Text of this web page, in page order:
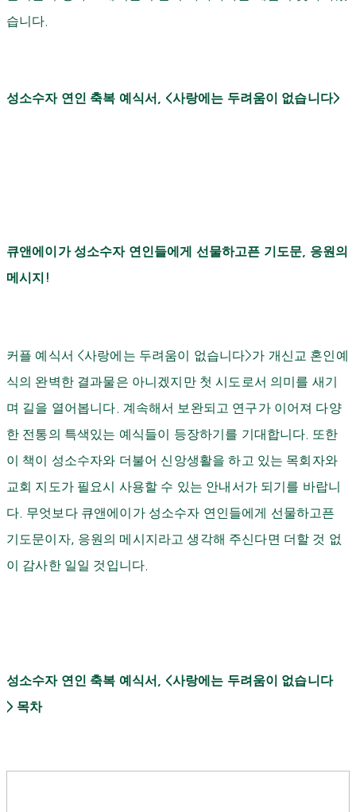
습니다
성소수자 연인 축복 예식서 , <사랑에는 두려움이 없습니다>
큐앤에이가 성소수자 연인들에게 선물하고픈 기도문
응원의
메시지 !
커플 예식서 <사랑에는 두려움이 없습니다>가 개신교 혼인예
식의 완벽한 결과물은 아니겠지만 첫 시도로서 의미를 새기
며 길을 열어봅니다 계속해서 보완되고 연구가 이어져 다양
한 전통의 특색있는 예식들이 등장하기를 기대합니다
또한
이 책이 성소수자와 더불어 신앙생활을 하고 있는 목회자와
교회 지도가 필요시 사용할 수 있는 안내서가 되기를 바랍니
다 무엇보다 큐앤에이가 성소수자 연인들에게 선물하고픈
기도문이자, 응원의 메시지라고 생각해 주신다면 더할 것 없
이 감사한 일일 것입니다
성소수자 연인 축복 예식서 , <사랑에는 두려움이 없습니다
> 목차